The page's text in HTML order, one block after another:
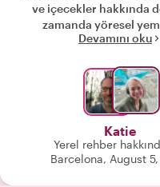
ve içecekler hakkında
zamanda yöresel
arkasındaki tarih, yerel
aydınlattı. Adi'nin
tavsiye ederiz!"
Devamını oku
Katie
Yerel rehber
Barcelona, August